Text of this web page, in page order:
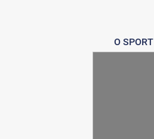
O SPORT